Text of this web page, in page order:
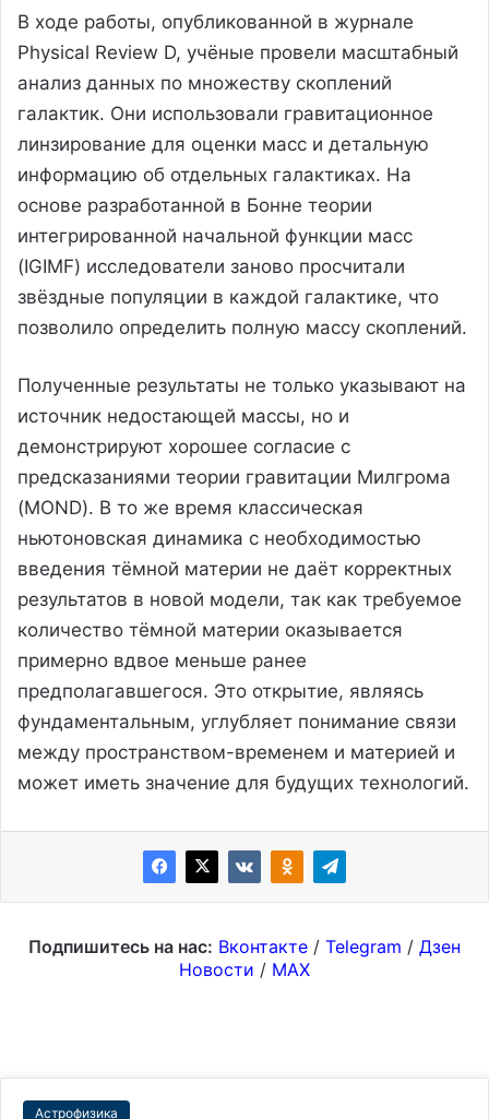
В ходе работы, опубликованной в журнале
Physical Review D, учёные провели масштабный
анализ данных по множеству скоплений
галактик. Они использовали гравитационное
линзирование для оценки масс и детальную
информацию об отдельных галактиках. На
основе разработанной в Бонне теории
интегрированной начальной функции масс
(IGIMF) исследователи заново просчитали
звёздные популяции в каждой галактике, что
позволило определить полную массу скоплений.
Полученные результаты не только указывают на
источник недостающей массы, но и
демонстрируют хорошее согласие с
предсказаниями теории гравитации Милгрома
(MOND). В то же время классическая
ньютоновская динамика с необходимостью
введения тёмной материи не даёт корректных
результатов в новой модели, так как требуемое
количество тёмной материи оказывается
примерно вдвое меньше ранее
предполагавшегося. Это открытие, являясь
фундаментальным, углубляет понимание связи
между пространством-временем и материей и
может иметь значение для будущих технологий.
Подпишитесь на нас: Вконтакте / Telegram / Дзен
Новости / MAX